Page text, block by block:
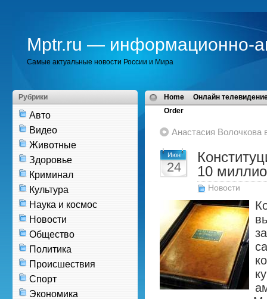
Mptr.ru — информационно-
Самые актуальные новости России и Мира
Рубрики
Авто
Видео
Животные
Здоровье
Криминал
Культура
Наука и космос
Новости
Общество
Политика
Происшествия
Спорт
Экономика
Home
Онлайн
Order
Анастасия Волочкова
Июн
24
10
Новости